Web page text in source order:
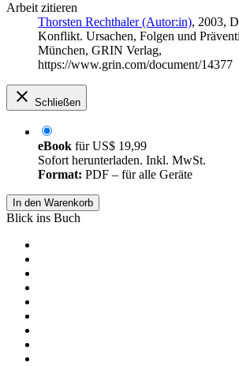
Arbeit zitieren
Thorsten Rechthaler (Autor:in), 2003,
Konflikt. Ursachen, Folgen und
München, GRIN Verlag,
https://www.grin.com/document/14377
Schließen
eBook fürUS$ 19,99
Sofort herunterladen. Inkl. MwSt.
Format: PDF – für alle Geräte
In den Warenkorb
Blick ins Buch